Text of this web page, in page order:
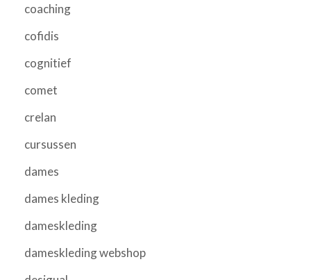
coaching
cofidis
cognitief
comet
crelan
cursussen
dames
dames kleding
dameskleding
dameskleding webshop